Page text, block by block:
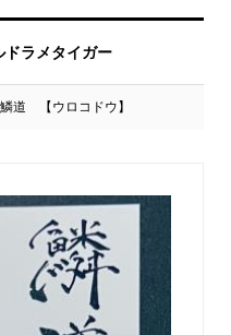
ドラメタイガー
道 【ウロコドウ】